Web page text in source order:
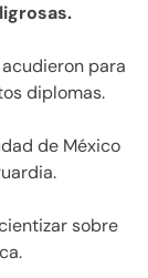
para
diplomas.
de México
sobre